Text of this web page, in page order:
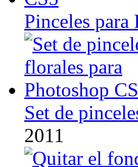
Pinceles para
Set de
2011